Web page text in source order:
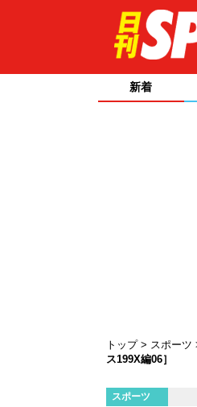
新着
トップ スポーツ
ス199X編06］
スポーツ